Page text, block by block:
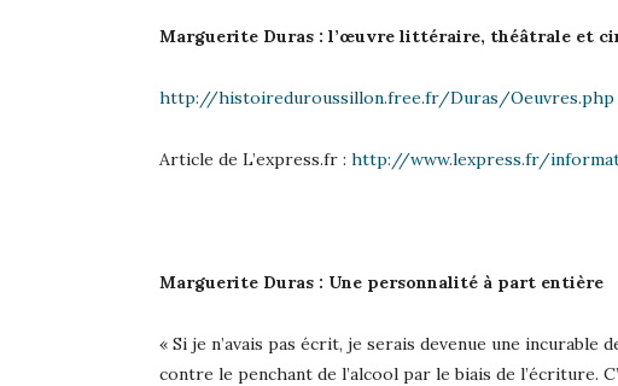
Marguerite Duras : l’œuvre littéraire, théâtrale et
http://histoireduroussillon.free.fr/Duras/Oeuvres.php
Article de L’express.fr : http://www.lexpress.fr/
Marguerite Duras : Une personnalité à part entière
« Si je n’avais pas écrit, je serais devenue une
contre le penchant de l’alcool par le biais de l’écriture.